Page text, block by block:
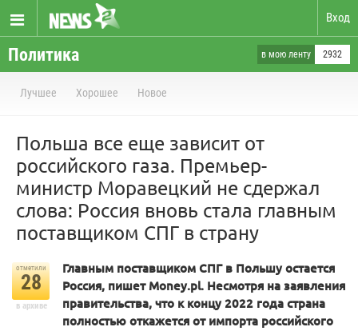
Вход
Политика в мою ленту 2932
Лучшее Хорошее Новое
Польша все еще зависит от
российского газа. Премьер-
министр Моравецкий не сдержал
слова: Россия вновь стала главным
поставщиком СПГ в страну
отметили
28
в архиве
Главным поставщиком СПГ в Польшу остается
Россия, пишет Money.pl. Несмотря на заявления
правительства, что к концу 2022 года страна
полностью откажется от импорта российского